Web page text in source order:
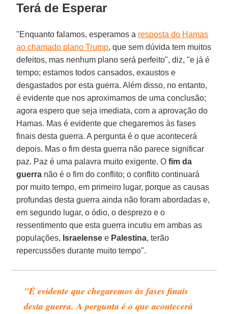
Terá de Esperar
"Enquanto falamos, esperamos a resposta do Hamas
ao chamado plano Trump, que sem dúvida tem muitos
defeitos, mas nenhum plano será perfeito", diz, "e já é
tempo; estamos todos cansados, exaustos e
desgastados por esta guerra. Além disso, no entanto,
é evidente que nos aproximamos de uma conclusão;
agora espero que seja imediata, com a aprovação do
Hamas. Mas é evidente que chegaremos às fases
finais desta guerra. A pergunta é o que acontecerá
depois. Mas o fim desta guerra não parece significar
paz. Paz é uma palavra muito exigente. O fim da
guerra não é o fim do conflito; o conflito continuará
por muito tempo, em primeiro lugar, porque as causas
profundas desta guerra ainda não foram abordadas e,
em segundo lugar, o ódio, o desprezo e o
ressentimento que esta guerra incutiu em ambas as
populações, Israelense e Palestina, terão
repercussões durante muito tempo".
"É evidente que chegaremos às fases finais
desta guerra. A pergunta é o que acontecerá